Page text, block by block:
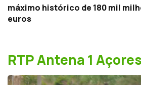
máximo histórico de 180 mil
euros
RTP Antena 1 Açores